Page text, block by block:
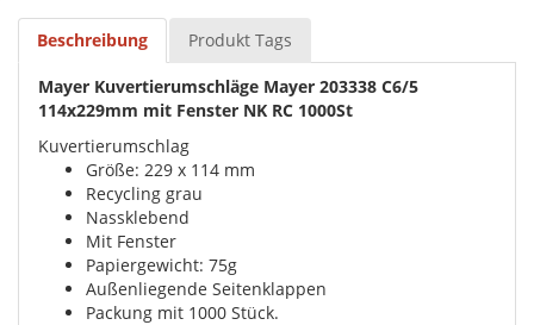
Beschreibung Produkt Tags
Mayer Kuvertierumschläge Mayer 203338 C6/5
114x229mm mit Fenster NK RC 1000St
Kuvertierumschlag
Größe: 229 x 114 mm
Recycling grau
Nassklebend
Mit Fenster
Papiergewicht: 75g
Außenliegende Seitenklappen
Packung mit 1000 Stück.